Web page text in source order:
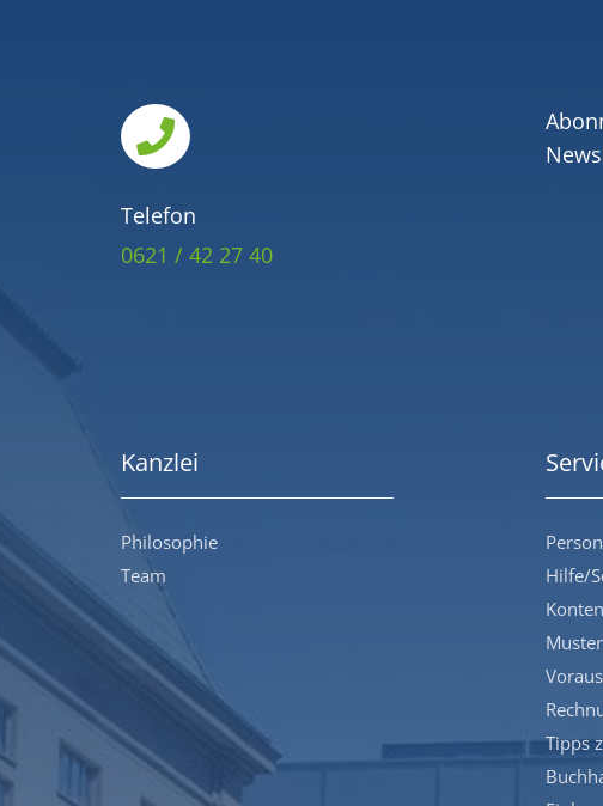

Telefon
0621 / 42 27 40
Kanzlei
Philosophie
Team
Hilfe/
Tipps